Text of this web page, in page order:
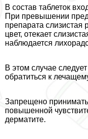
В состав таблеток
При превышении
препарата слизистая
цвет, отекает
наблюдается
В этом случае
обратиться к
Запрещено
повышенной
дерматите.